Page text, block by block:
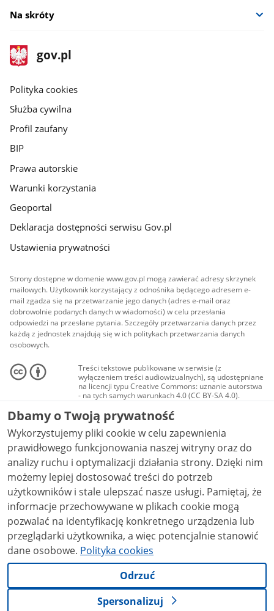
Na skróty
stopka
gov.pl
Strona
gov.pl
gov.pl
Polityka cookies
Służba cywilna
Profil zaufany
BIP
Prawa autorskie
Warunki korzystania
Geoportal
Deklaracja dostępności serwisu Gov.pl
Ustawienia prywatności
Strony dostępne w domenie www.gov.pl mogą zawierać adresy skrzynek
mailowych. Użytkownik korzystający z odnośnika będącego adresem e-
mail zgadza się na przetwarzanie jego danych (adres e-mail oraz
dobrowolnie podanych danych w wiadomości) w celu przesłania
odpowiedzi na przesłane pytania. Szczegóły przetwarzania danych przez
każdą z jednostek znajdują się w ich politykach przetwarzania danych
osobowych.
Treści tekstowe publikowane w serwisie (z
wyłączeniem treści audiowizualnych), są udostępniane
na licencji typu Creative Commons: uznanie autorstwa
- na tych samych warunkach 4.0 (CC BY-SA 4.0).
Materiały audiowizualne, w tym zdjęcia, materiały
audio i wideo, są udostępniane na licencji typu
Creative Commons: uznanie autorstwa użycie
niekomercyjne - bez utworów zależnych 4.0 (CC BY-
NC-ND 4.0), o ile nie jest to stwierdzone inaczej.
Dbamy o Twoją prywatność
Wykorzystujemy pliki cookie w celu zapewnienia
prawidłowego funkcjonowania naszej witryny oraz do
analizy ruchu i optymalizacji działania strony. Dzięki nim
możemy lepiej dostosować treści do potrzeb
użytkowników i stale ulepszać nasze usługi. Pamiętaj, że
informacje przechowywane w plikach cookie mogą
pozwalać na identyfikację konkretnego urządzenia lub
przeglądarki użytkownika, a więc potencjalnie stanowić
dane osobowe. Polityka cookies
Odrzuć
Spersonalizuj